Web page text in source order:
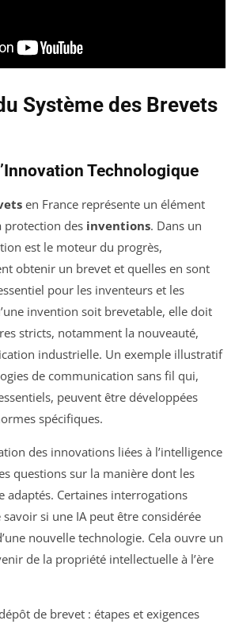
Système des Brevets
Technologique
en France représente un élément
des inventions. Dans un
est le moteur du progrès,
obtenir un brevet et quelles en sont
pour les inventeurs et les
invention soit brevetable, elle doit
stricts, notamment la nouveauté,
industrielle. Un exemple illustratif
de communication sans fil qui,
peuvent être développées
spécifiques.
des innovations liées à l’intelligence
questions sur la manière dont les
adaptés. Certaines interrogations
si une IA peut être considérée
nouvelle technologie. Cela ouvre un
de la propriété intellectuelle à l’ère
de brevet : étapes et exigences